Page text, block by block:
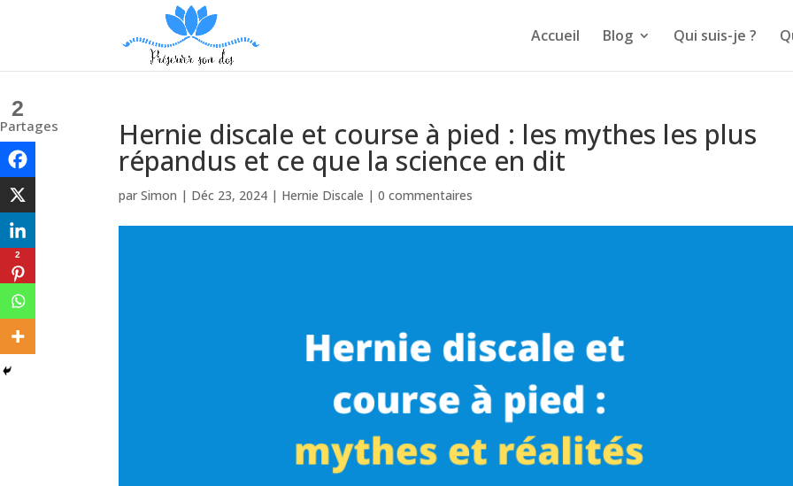
Accueil Blog Qui suis-je ?
Hernie discale et course à pied : les mythes les plus
répandus et ce que la science en dit
parSimon | Déc 23, 2024 | Hernie Discale |0 commentaires
2
Partages
2